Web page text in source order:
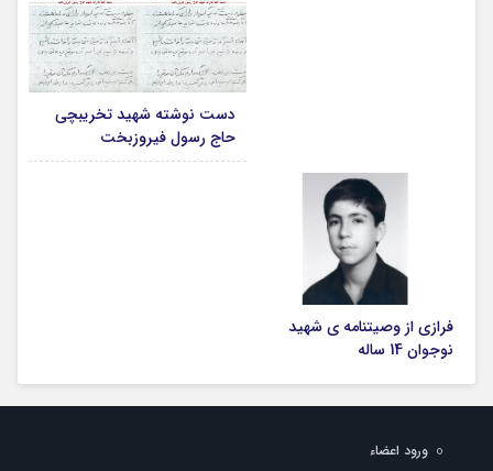
دست نوشته شهید تخریبچی
حاج رسول فیروزبخت
فرازی از وصیتنامه ی شهید
نوجوان 14 ساله
ورود اعضاء